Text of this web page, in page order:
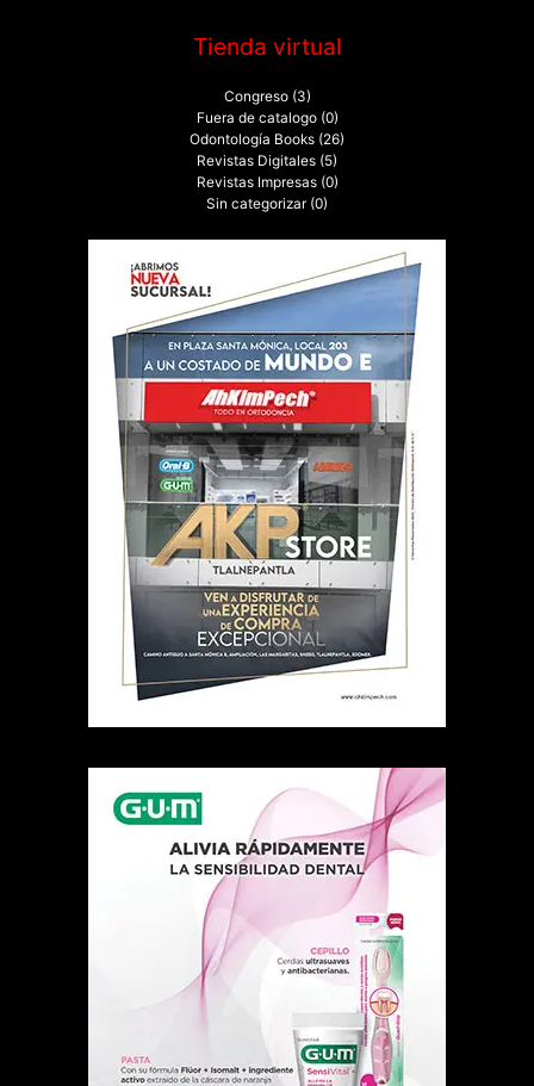
Tienda virtual
Congreso (3)
Fuera de catalogo (0)
Odontología Books (26)
Revistas Digitales (5)
Revistas Impresas (0)
Sin categorizar (0)